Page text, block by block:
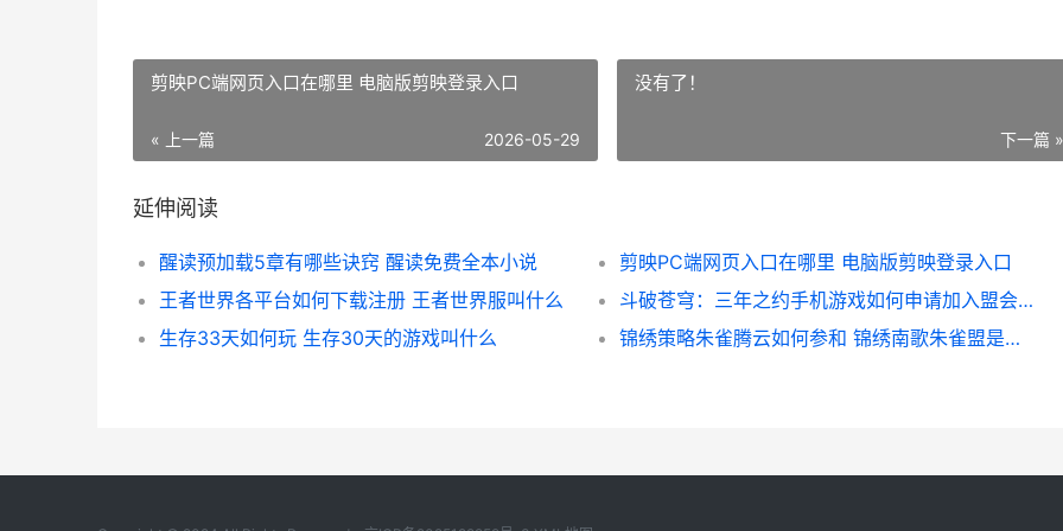
剪映PC端网页入口在哪里 电脑版剪映登录入口
« 上一篇 2026-05-29
没有了！
下一篇 »
延伸阅读
醒读预加载5章有哪些诀窍 醒读免费全本小说
剪映PC端网页入口在哪里 电脑版剪映登录入口
王者世界各平台如何下载注册 王者世界服叫什么
斗破苍穹：三年之约手机游戏如何申请加入盟会 斗破苍穹三年之约免费观看完整版
生存33天如何玩 生存30天的游戏叫什么
锦绣策略朱雀腾云如何参和 锦绣南歌朱雀盟是什么组织